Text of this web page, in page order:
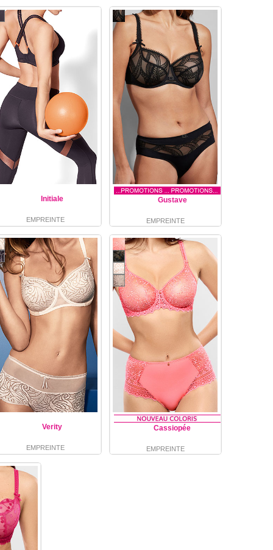
Initiale
EMPREINTE
Gustave
EMPREINTE
Verity
EMPREINTE
Cassiopée
EMPREINTE